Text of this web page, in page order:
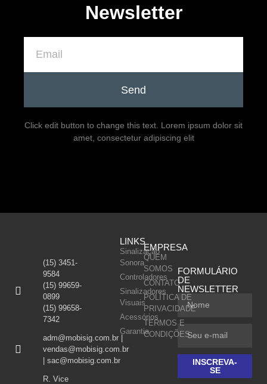
Newsletter
Send
Click edit button to change this text. Lorem ipsum dolor sit
amet, consectetur adipiscing elit
(15) 3451-
9584
(15) 99659-
0899
(15) 99658-
7342
adm@mobisig.com.br |
vendas@mobisig.com.br
| sac@mobisig.com.br
R. Vice
LINKS
Sinalização
Sonora
Controladores
Sinalizadores
Visuais
Acessórios
Garantia
EMPRESA
QUEM
SOMOS
CONTATO
POLÍTICA DE
PRIVACIDADE
TERMOS E
CONDIÇÕES
FORMULÁRIO
DE
NEWSLETTER
INSCREVA-
SE